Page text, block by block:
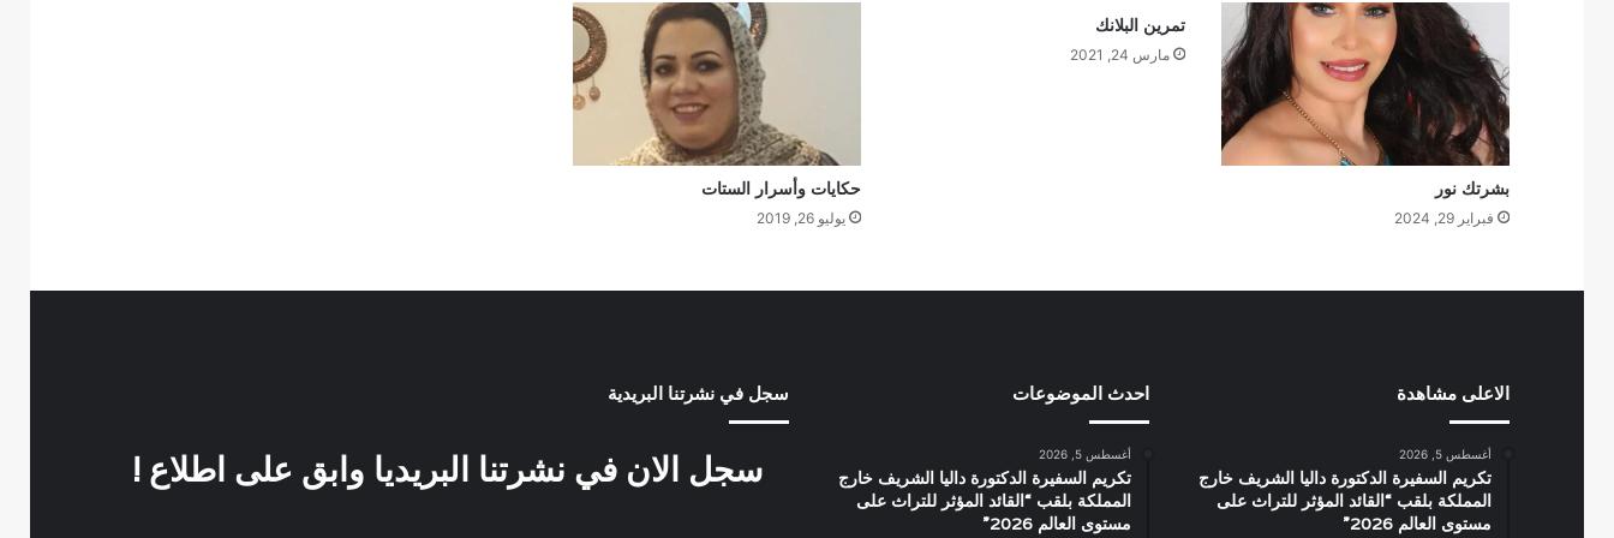
بشرتك نور
فبراير 29, 2024
تمرين البلانك
مارس 24, 2021
حكايات وأسرار الستات
يوليو 26, 2019
الاعلى مشاهدة
أغسطس 5, 2026
تكريم السفيرة الدكتورة داليا الشريف خارج
المملكة بلقب “القائد المؤثر للتراث على
مستوى العالم 2026”
احدث الموضوعات
أغسطس 5, 2026
تكريم السفيرة الدكتورة داليا الشريف خارج
المملكة بلقب “القائد المؤثر للتراث على
مستوى العالم 2026”
سجل في نشرتنا البريدية
سجل الان في نشرتنا البريديا وابق على اطلاع !